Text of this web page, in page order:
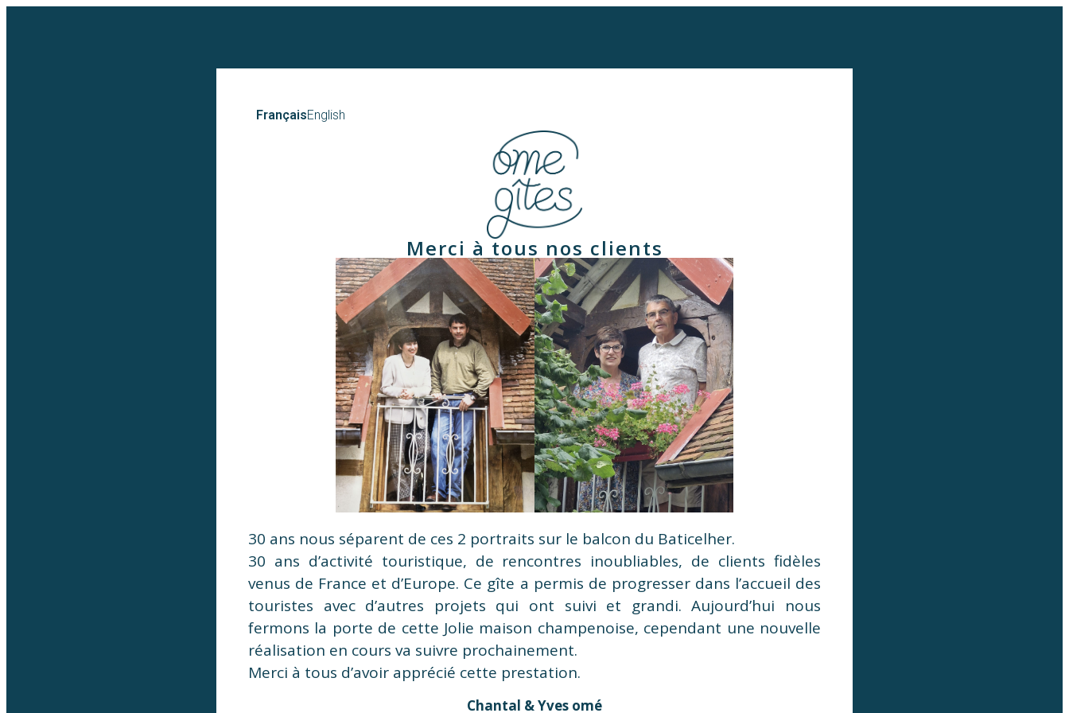
FrançaisEnglish
Merci à tous nos clients
30 ans nous séparent de ces 2 portraits sur le balcon du Baticelher.
30 ans d’activité touristique, de rencontres inoubliables, de clients fidèles
venus de France et d’Europe. Ce gîte a permis de progresser dans l’accueil des
touristes avec d’autres projets qui ont suivi et grandi. Aujourd’hui nous
fermons la porte de cette Jolie maison champenoise, cependant une nouvelle
réalisation en cours va suivre prochainement.
Merci à tous d’avoir apprécié cette prestation.
Chantal & Yves omé